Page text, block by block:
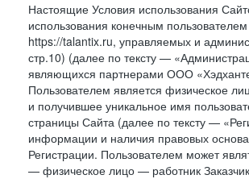
Настоящие Условия использования
использования конечным
https://talantix.ru, управляемых и
стр.10) (далее по тексту —
являющихся партнерами ООО
Пользователем является физическое
и получившее уникальное имя
страницы Сайта (далее по тексту —
информации и наличия правовых
Регистрации. Пользователем может
— физическое лицо — работник